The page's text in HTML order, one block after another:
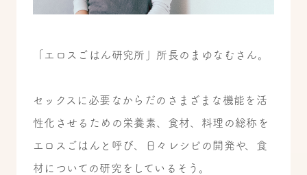
「エロスごはん研究所」所長のまゆなむさん。
セックスに必要なからだのさまざまな機能を活
性化させるための栄養素、食材、料理の総称を
エロスごはんと呼び、日々レシピの開発や、食
材についての研究をしているそう。